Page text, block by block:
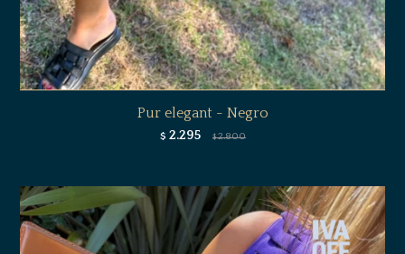
Pur elegant - Negro
$ 2.295 $ 2.800